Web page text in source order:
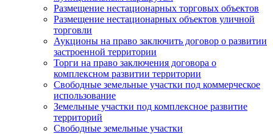
Размещение нестационарных торговых объектов
Размещение нестационарных объектов уличной
торговли
Аукционы на право заключить договор о развитии
застроенной территории
Торги на право заключения договора о
комплексном развитии территории
Свободные земельные участки под коммерческое
использование
Земельные участки под комплексное развитие
территорий
Свободные земельные участки